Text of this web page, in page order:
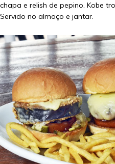
chapa e relish de pepino. Kobe
Servido no almoço e jantar.